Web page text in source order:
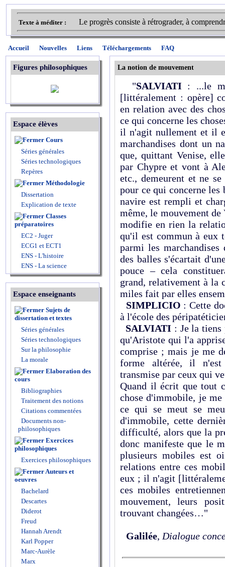
Texte à méditer : Le progrès consiste à rétrograder, à
Accueil Nouvelles Liens Téléchargements FAQ
Figures philosophiques
Espace élèves
Cours
Séries générales
Séries technologiques
Repères
Méthodologie
Dissertation
Explication de texte
Classes
préparatoires
EC2 - Juger
ECG1 et ECT1
ENS - L'histoire
ENS - La science
Espace enseignants
Sujets de
dissertation et textes
Séries générales
Séries technologiques
Sur la philosophie
La morale
Elaboration des
cours
Bibliographies
Traitement des notions
Citations commentées
Documents non-
philosophiques
Exercices
philosophiques
Exercices philosophiques
Auteurs et
oeuvres
Bachelard
Descartes
Diderot
Freud
Hannah Arendt
Karl Popper
Marc-Aurèle
Marx
La notion de mouvement
"SALVIATI : ...le
[littéralement : opère]
en relation avec des
ce qui concerne les
il n'agit nullement et il
marchandises dont un
que, quittant Venise,
par Chypre et vont à
etc., demeurent et ne
pour ce qui concerne les
navire est rempli et
même, le mouvement de
modifie en rien la
qu'il est commun à eux
parmi les
des balles s'écartait
pouce – cela
grand, relativement à la
miles fait par elles
SIMPLICIO : Cette
à l'école des
SALVIATI : Je la tiens
qu'Aristote qui l'a
comprise ; mais je me
forme altérée, il
transmise par ceux qui
Quand il écrit que tout
chose d'immobile, je
ce qui se meut se
d'immobile, cette
difficulté, alors que la
donc manifeste que le
plusieurs mobiles est
relations entre ces
eux ; il n'agit
ces mobiles
mouvement, leurs
trouvant changées…"
Galilée, Dialogue